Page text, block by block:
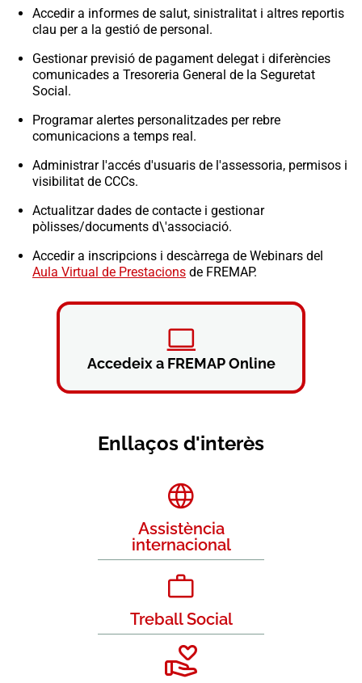
Accedir a informes de salut, sinistralitat i altres reportis
clau per a la gestió de personal.
Gestionar previsió de pagament delegat i diferències
comunicades a Tresoreria General de la Seguretat
Social.
Programar alertes personalitzades per rebre
comunicacions a temps real.
Administrar l'accés d'usuaris de l'assessoria, permisos i
visibilitat de CCCs.
Actualitzar dades de contacte i gestionar
pòlisses/documents d\'associació.
Accedir a inscripcions i descàrrega de Webinars del
Aula Virtual de Prestacions de FREMAP.
Accedeix a FREMAP Online
Enllaços d'interès
Assistència
internacional
Treball Social